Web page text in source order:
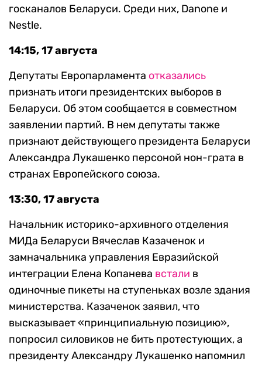
госканалов Беларуси. Среди них, Danone и
Nestle.
14:15, 17 августа
Депутаты Европарламента отказались
признать итоги президентских выборов в
Беларуси. Об этом сообщается в совместном
заявлении партий. В нем депутаты также
признают действующего президента Беларуси
Александра Лукашенко персоной нон-грата в
странах Европейского союза.
13:30, 17 августа
Начальник историко-архивного отделения
МИДа Беларуси Вячеслав Казаченок и
замначальника управления Евразийской
интеграции Елена Копанева встали в
одиночные пикеты на ступеньках возле здания
министерства. Казаченок заявил, что
высказывает «принципиальную позицию»,
попросил силовиков не бить протестующих, а
президенту Александру Лукашенко напомнил